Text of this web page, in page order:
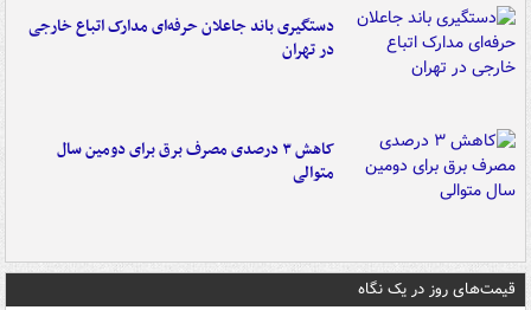
دستگیری باند جاعلان حرفه‌ای مدارک اتباع خارجی
در تهران
کاهش ۳ درصدی مصرف برق برای دومین سال
متوالی
قیمت‌های روز در یک نگاه